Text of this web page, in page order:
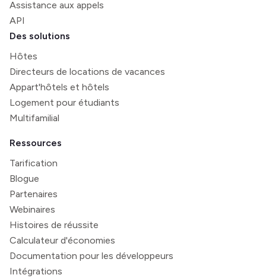
Assistance aux appels
API
Des solutions
Hôtes
Directeurs de locations de vacances
Appart'hôtels et hôtels
Logement pour étudiants
Multifamilial
Ressources
Tarification
Blogue
Partenaires
Webinaires
Histoires de réussite
Calculateur d'économies
Documentation pour les développeurs
Intégrations